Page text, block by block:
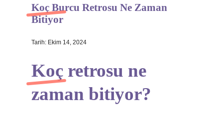
Hakkımızda
Koç Burcu Retrosu Ne Zaman
Bitiyor
Tarih: Ekim 14, 2024
Koç retrosu ne
zaman bitiyor?